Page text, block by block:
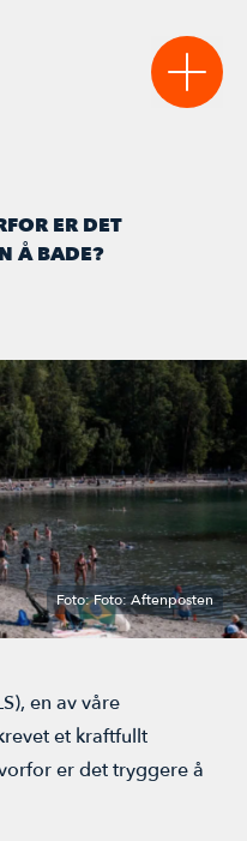
ER DET
Å BADE?
Foto: Foto: Aftenposten
en av våre
et kraftfullt
er det tryggere å